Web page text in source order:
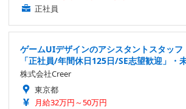
正社員
ゲームUIデザインのアシスタントスタッフ
「正社員/年間休日125日/SE志望歓迎」・
株式会社Creer
東京都
月給32万円～50万円